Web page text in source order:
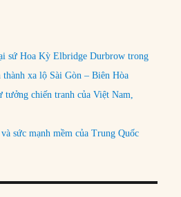
sứ Hoa Kỳ Elbridge Durbrow trong
xa lộ Sài Gòn – Biên Hòa
chiến tranh của Việt Nam,
sức mạnh mềm của Trung Quốc